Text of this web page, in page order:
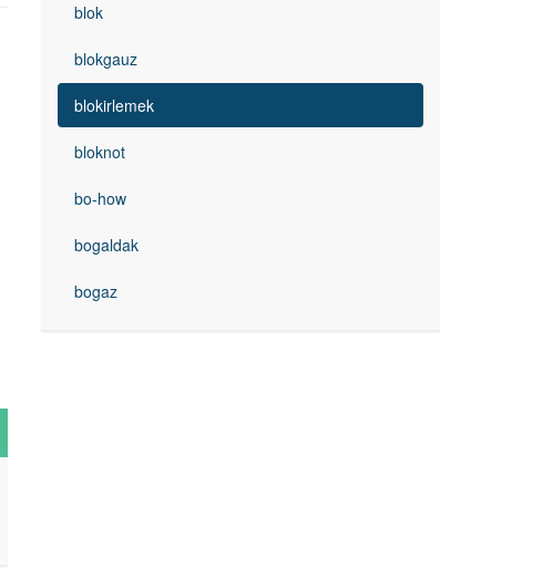
blok
blokgauz
blokirlemek
bloknot
bo-how
bogaldak
bogaz